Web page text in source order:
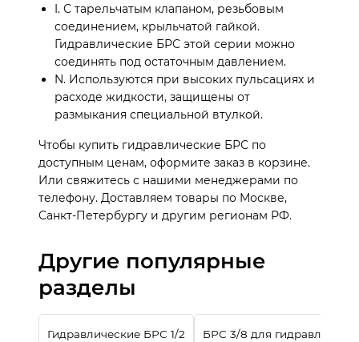
I. С тарельчатым клапаном, резьбовым
соединением, крыльчатой гайкой.
Гидравлические БРС этой серии можно
соединять под остаточным давлением.
N. Используются при высоких пульсациях и
расходе жидкости, защищены от
размыкания специальной втулкой.
Чтобы купить гидравлические БРС по
доступным ценам, оформите заказ в корзине.
Или свяжитесь с нашими менеджерами по
телефону. Доставляем товары по Москве,
Санкт-Петербургу и другим регионам РФ.
Другие популярные
разделы
Гидравлические БРС 1/2 БРС 3/8 для гидравлики